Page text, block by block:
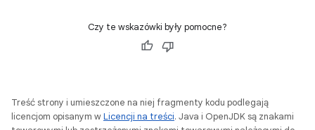
Czy te wskazówki były pomocne?
Treść strony i umieszczone na niej fragmenty kodu podlegają
licencjom opisanym wLicencji na treści. Java i OpenJDK są znakami